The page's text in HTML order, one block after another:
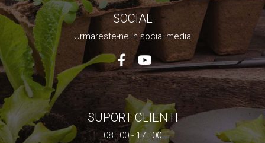
SOCIAL
Urmareste-ne in social media
SUPORT CLIENTI
08 : 00 - 17 : 00